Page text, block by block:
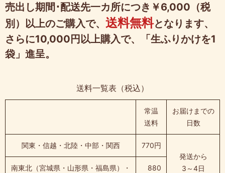
売出し期間･配送先一カ所につき￥6,000（税
別）以上のご購入で、 送料無料となります、
さらに10,000円以上購入で、「生ふりかけを1
袋」進呈。
送料一覧表（税込）
常温
送料
お届けまでの
日数
関東・信越・北陸・中部・関西
770円
発送から
3～4日
南東北（宮城県・山形県・福島県）・
880